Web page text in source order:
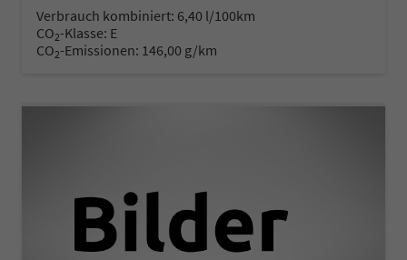
Verbrauch kombiniert: 6,40 l/100km
CO2-Klasse: E
CO2-Emissionen: 146,00 g/km